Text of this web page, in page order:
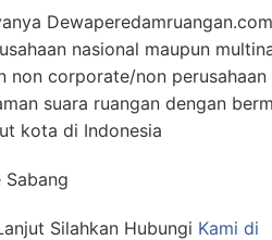
nasional maupun
non corporate/non
suara ruangan dengan
kota di Indonesia
Sabang
Silahkan Hubungi Kami di